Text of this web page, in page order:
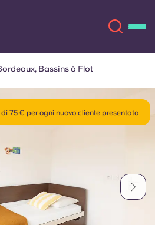
Deutsch
French
Bassins à Flot
di 75 € per ogni nuovo cliente presentato